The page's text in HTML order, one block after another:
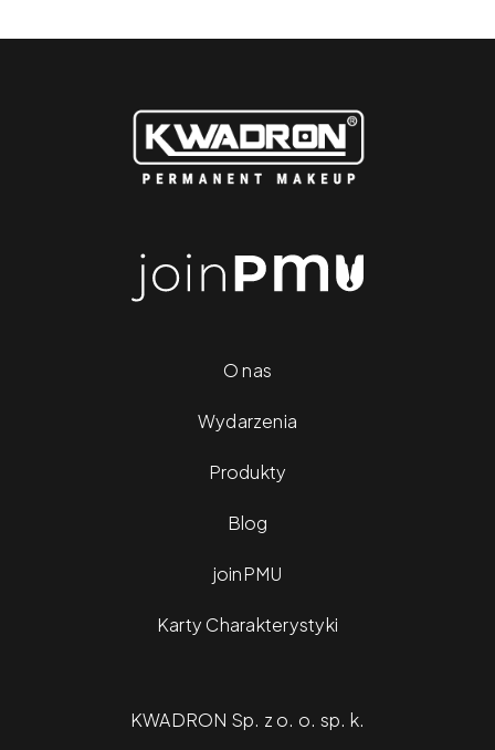
O nas
Wydarzenia
Produkty
Blog
joinPMU
Karty Charakterystyki
KWADRON Sp. z o. o. sp. k.